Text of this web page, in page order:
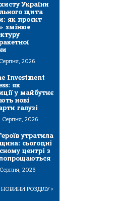
України
щита
як проєкт
змінює
2026
Investment
як
у майбутнє
нові
галузі
Серпня, 2026
утратила
сьогодні
центрі з
2026
НОВИНИ РОЗДІЛУ>